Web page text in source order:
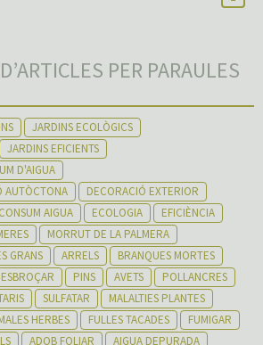
PER PARAULES
JARDINS ECOLÒGICS
JARDINS EFICIENTS
D'AIGUA
AUTÒCTONA
DECORACIÓ EXTERIOR
AIGUA ECOLOGIA
EFICIÈNCIA
MORRUT DE LA PALMERA
GRANS ARRELS
BRANQUES MORTES
PINS AVETS
POLLANCRES
SULFATAR
MALALTIES PLANTES
HERBES FULLES TACADES
FUMIGAR
ADOB FOLIAR AIGUA DEPURADA